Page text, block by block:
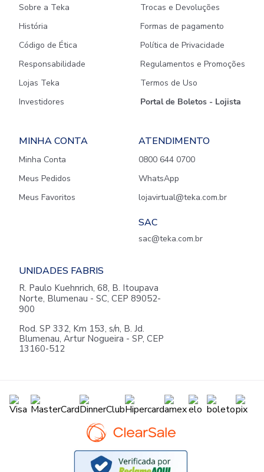
Sobre a Teka
História
Código de Ética
Responsabilidade
Lojas Teka
Investidores
Trocas e Devoluções
Formas de pagamento
Política de Privacidade
Regulamentos e Promoções
Termos de Uso
Portal de Boletos - Lojista
MINHA CONTA
Minha Conta
Meus Pedidos
Meus Favoritos
ATENDIMENTO
0800 644 0700
WhatsApp
lojavirtual@teka.com.br
SAC
sac@teka.com.br
UNIDADES FABRIS
R. Paulo Kuehnrich, 68, B. Itoupava
Norte, Blumenau - SC, CEP 89052-
900
Rod. SP 332, Km 153, s/n, B. Jd.
Blumenau, Artur Nogueira - SP, CEP
13160-512